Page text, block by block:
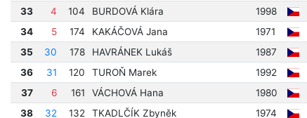
33
4 104 BURDOVÁ Klára 1998
34
5 174 KAKÁČOVÁ Jana 1971
35
30 178 HAVRÁNEK Lukáš 1987
36
31 120 TUROŇ Marek 1992
37
6 161 VÁCHOVÁ Hana 1980
38
32 132 TKADLČÍK Zbyněk 1974